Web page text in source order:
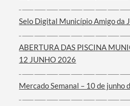
Filtros
Selo Digital Município Amigo da
ABERTURA DAS PISCINA
12 JUNHO 2026
Mercado Semanal – 10 de junho